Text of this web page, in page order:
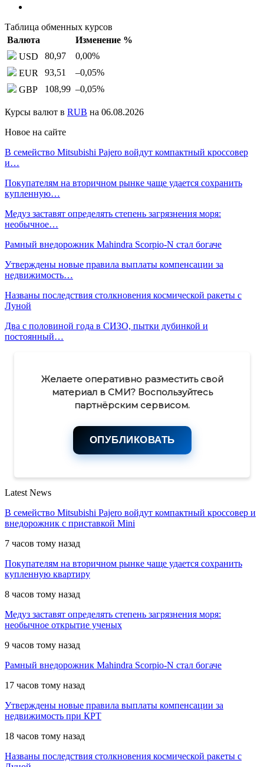
Таблица обменных курсов
Валюта
Изменение %
USD
80,97 0,00%
EUR
93,51 –0,05%
GBP
108,99 –0,05%
Курсы валют в RUB на 06.08.2026
Новое на сайте
В семейство Mitsubishi Pajero войдут компактный кроссовер
и…
Покупателям на вторичном рынке чаще удается сохранить
купленную…
Медуз заставят определять степень загрязнения моря:
необычное…
Рамный внедорожник Mahindra Scorpio-N стал богаче
Утверждены новые правила выплаты компенсации за
недвижимость…
Названы последствия столкновения космической ракеты с
Луной
Два с половиной года в СИЗО, пытки дубинкой и
постоянный…
Желаете оперативно разместить свой
материал в СМИ? Воспользуйтесь
партнёрским сервисом.
ОПУБЛИКОВАТЬ
Latest News
В семейство Mitsubishi Pajero войдут компактный кроссовер и
внедорожник с приставкой Mini
7 часов тому назад
Покупателям на вторичном рынке чаще удается сохранить
купленную квартиру
8 часов тому назад
Медуз заставят определять степень загрязнения моря:
необычное открытие ученых
9 часов тому назад
Рамный внедорожник Mahindra Scorpio-N стал богаче
17 часов тому назад
Утверждены новые правила выплаты компенсации за
недвижимость при КРТ
18 часов тому назад
Названы последствия столкновения космической ракеты с